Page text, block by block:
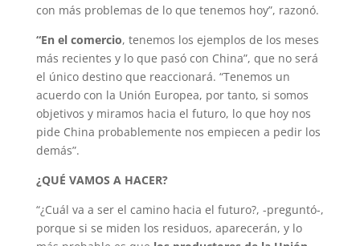
con más problemas de lo que tenemos hoy”, razonó.
“En el comercio, tenemos los ejemplos de los meses
más recientes y lo que pasó con China”, que no será
el único destino que reaccionará. “Tenemos un
acuerdo con la Unión Europea, por tanto, si somos
objetivos y miramos hacia el futuro, lo que hoy nos
pide China probablemente nos empiecen a pedir los
demás”.
¿QUÉ VAMOS A HACER?
“¿Cuál va a ser el camino hacia el futuro?, -preguntó-,
porque si se miden los residuos, aparecerán, y lo